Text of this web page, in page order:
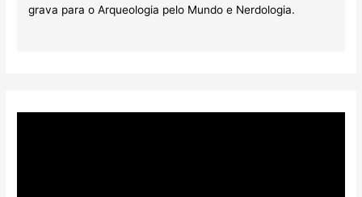
grava para o Arqueologia pelo Mundo e Nerdologia.